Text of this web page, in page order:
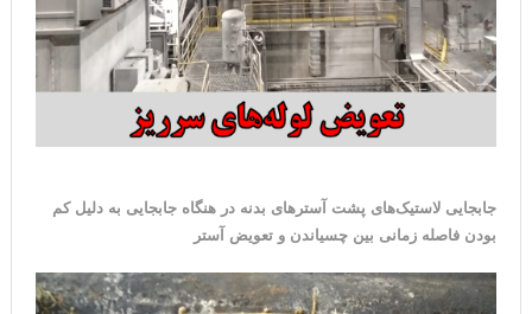
جابجایی لاستیک‌های پشت آسترهای بدنه در هنگاه جابجایی به دلیل کم
بودن فاصله زمانی بین چسیاندن و تعویض آستر